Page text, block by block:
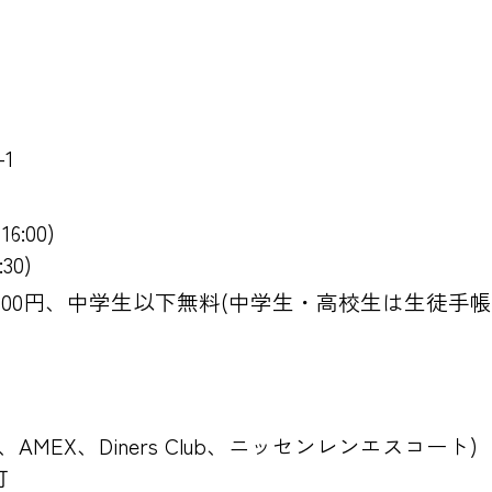
円、中学生以下無料(中学生・高校生は生徒手
AMEX、Diners Club、ニッセンレンエスコート)